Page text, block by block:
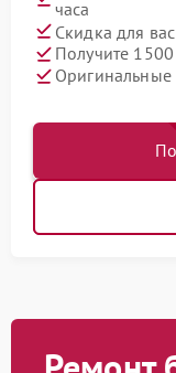
часа
Скидка для
Получите